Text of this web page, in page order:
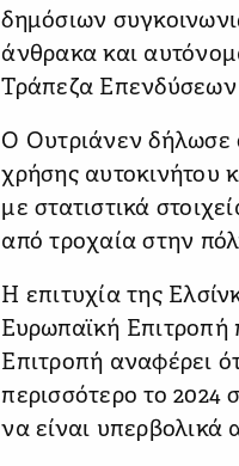
δημόσιων
άνθρακα και
Τράπεζα Επενδύσεων
Ο Ουτριάνεν δήλωσε
χρήσης αυτοκινήτου
με στατιστικά
από τροχαία στην
Η επιτυχία της
Ευρωπαϊκή Επιτροπή
Επιτροπή αναφέρει
περισσότερο το 2024
να είναι υπερβολικά